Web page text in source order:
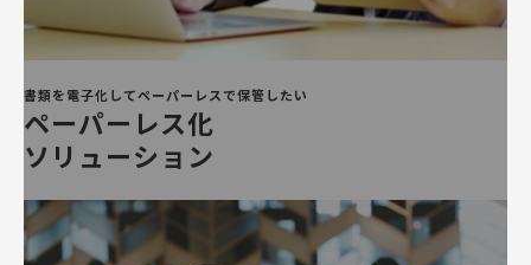
書類を電子化してペーパーレスで保管したい
ペーパーレス化
ソリューション